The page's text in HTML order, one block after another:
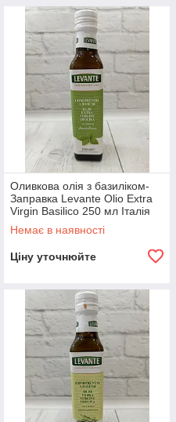
Оливкова олія з базиліком-
Заправка Levante Olio Extra
Virgin Basilico 250 мл Італія
Немає в наявності
Ціну уточнюйте